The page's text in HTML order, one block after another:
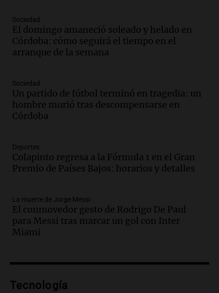
Audio.Kicillof critica la desregulación
financiera y el aumento de la morosidad
en Buenos Aires
Audio.
La UNT evalúa apelación ante la
Corte Suprema tras fallo que aparta a
Pagani como rector
Panorama Federal
Audio.
que la justicia social viene siendo
“despreciada y burlada”
Audio.La Bulaya se prepara para el cierre
de su gran muestra anual con la
participación de miles de visitantes
Audio.El Senado de Santa Fe aprueba
fenómeno del Niño
Sociedad
El domingo amaneció soleado y helado en
Córdoba: cómo seguirá el tiempo en el
arranque de la semana
Sociedad
Un partido de fútbol terminó en tragedia: un
hombre murió tras descompensarse en
Córdoba
Deportes
Colapinto regresa a la Fórmula 1 en el Gran
Premio de Países Bajos: horarios y detalles
La muerte de Jorge Messi
El conmovedor gesto de Rodrigo De Paul
para Messi tras marcar un gol con Inter
Miami
Tecnología